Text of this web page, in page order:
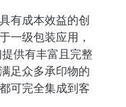
有成本效益的创
一级包装应用，
供有丰富且完整
足众多承印物的
可完全集成到客